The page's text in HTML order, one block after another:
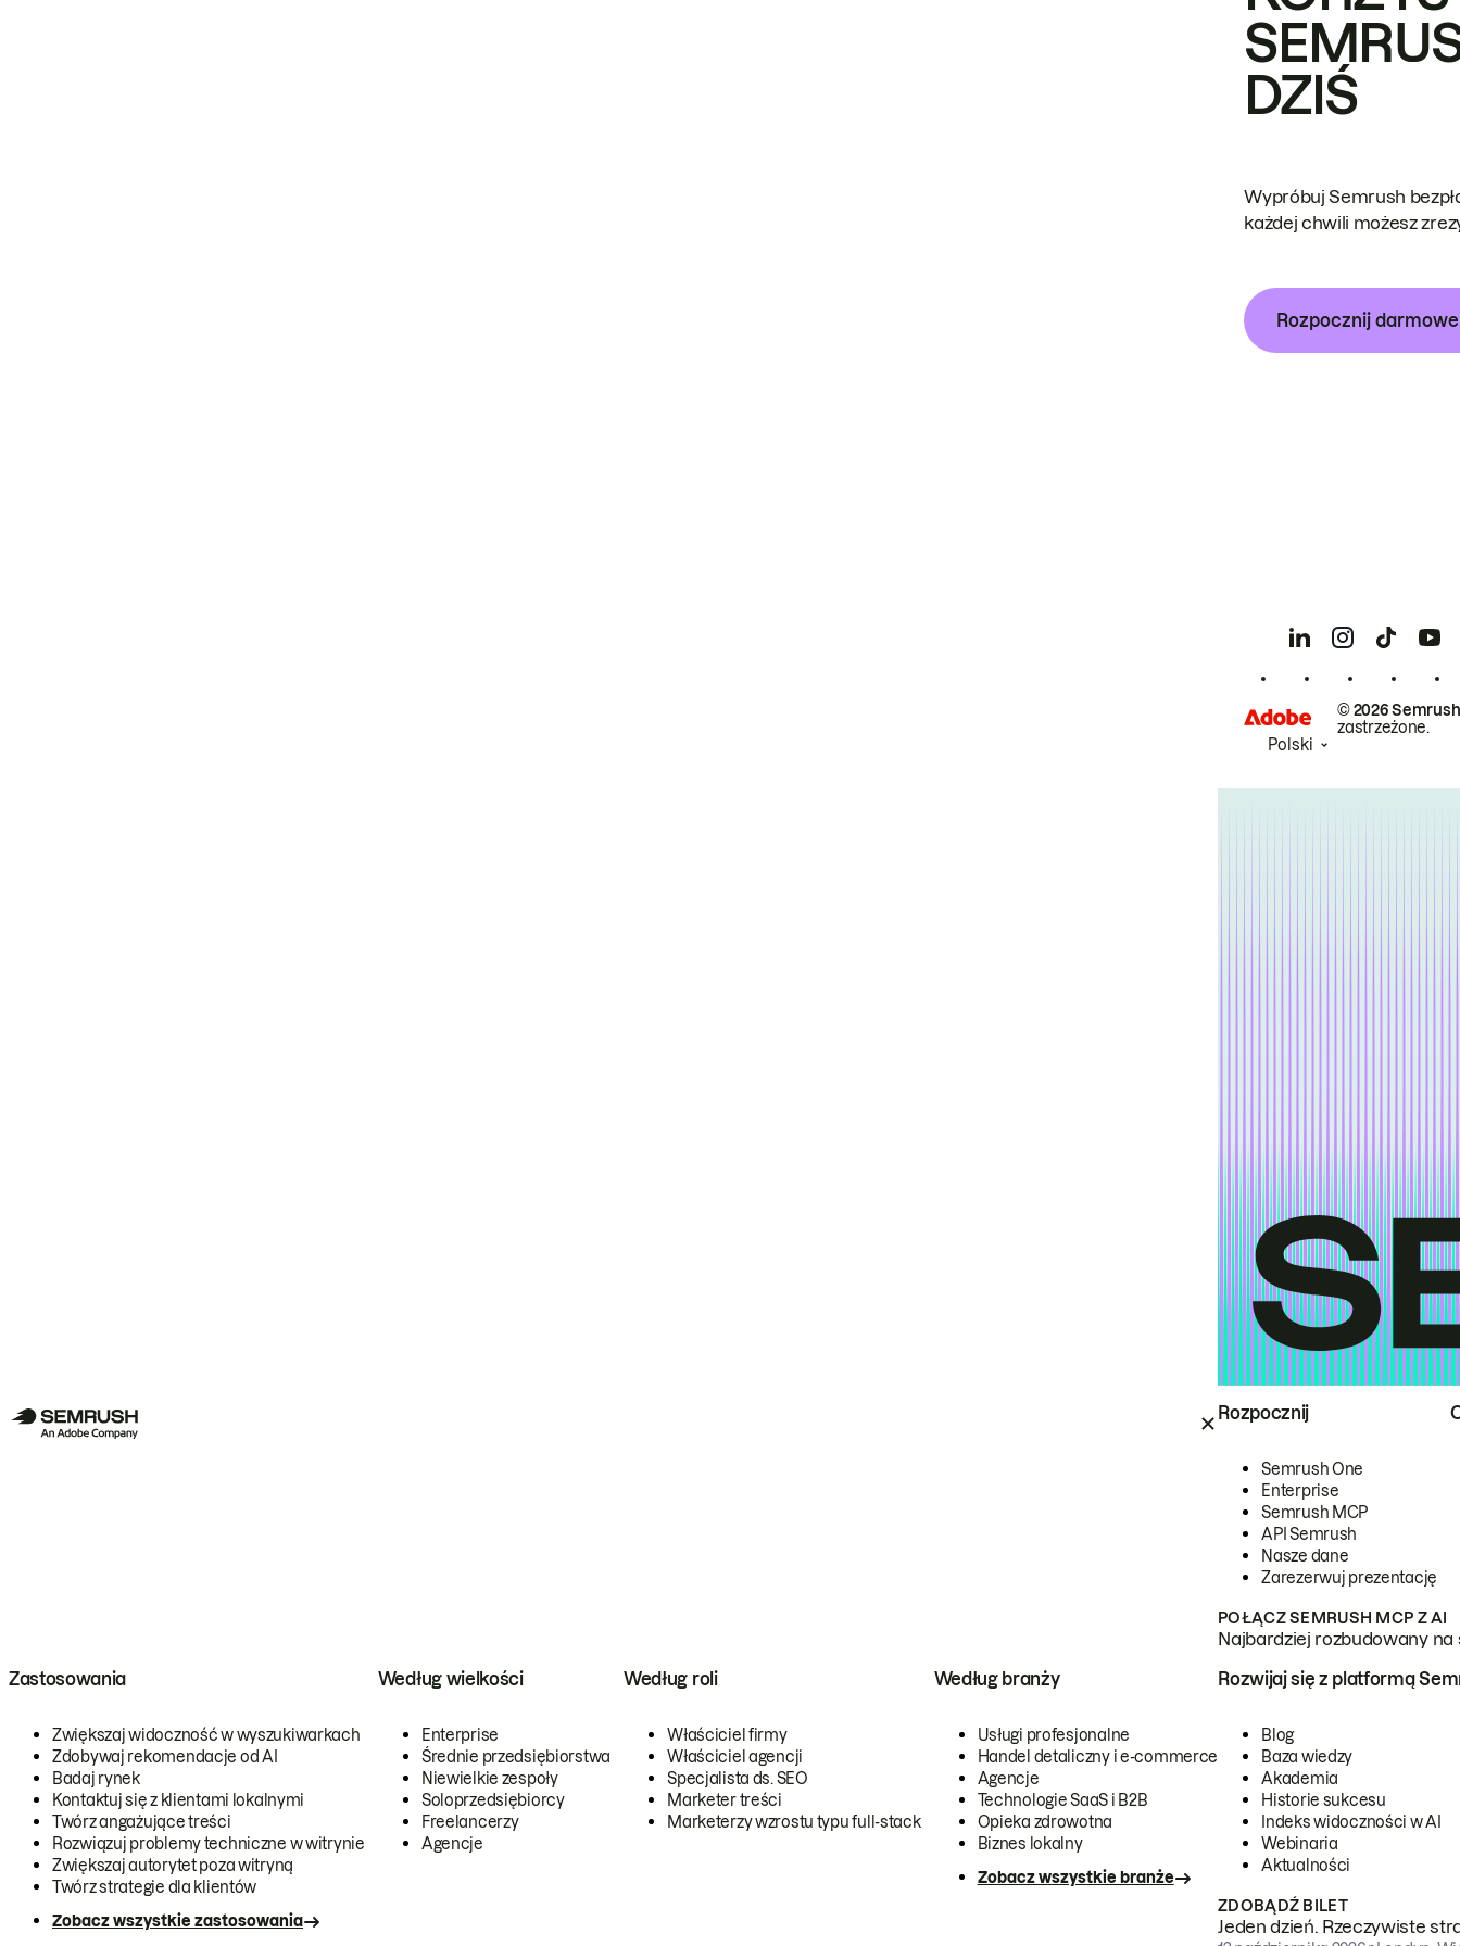
Rozpocznij
Semrush One
Enterprise
Semrush MCP
API Semrush
Nasze dane
Zarezerwuj prezentację
POŁĄCZ SEMRUSH MCP Z AI
Najbardziej rozbudowany
Zastosowania
Zwiększaj widoczność w wyszukiwarkach
Zdobywaj rekomendacje od AI
Badaj rynek
Kontaktuj się z klientami lokalnymi
Twórz angażujące treści
Rozwiązuj problemy techniczne w witrynie
Zwiększaj autorytet poza witryną
Twórz strategie dla klientów
Zobacz wszystkie zastosowania
Według wielkości
Enterprise
Średnie przedsiębiorstwa
Niewielkie zespoły
Soloprzedsiębiorcy
Freelancerzy
Agencje
Według roli
Właściciel firmy
Właściciel agencji
Specjalista ds. SEO
Marketer treści
Marketerzy wzrostu typu full-stack
Według branży
Usługi profesjonalne
Handel detaliczny i e-commerce
Agencje
Technologie SaaS i B2B
Opieka zdrowotna
Biznes lokalny
Zobacz wszystkie branże
Rozwijaj się z platformą
Blog
Baza wiedzy
Akademia
Historie sukcesu
Indeks widoczności w AI
Webinaria
Aktualności
ZDOBĄDŹ BILET
Jeden dzień. Rzeczywiste
DZIŚ
Wypróbuj Semrush
każdej chwili możesz
Rozpocznij
© 2026
zastrzeżone.
Polski